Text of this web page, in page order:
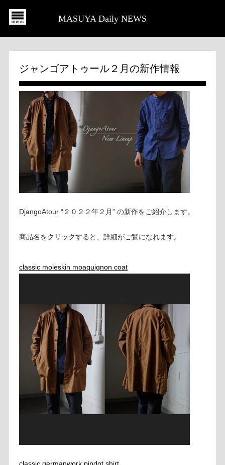
MASUYA Daily NEWS
ジャンゴアトゥール２月の新作情報
DjangoAtour “２０２２年２月” の新作をご紹介します。
商品名をクリックすると、詳細がご覧になれます。
classic moleskin moaquignon coat
classic germanwork pindot shirt